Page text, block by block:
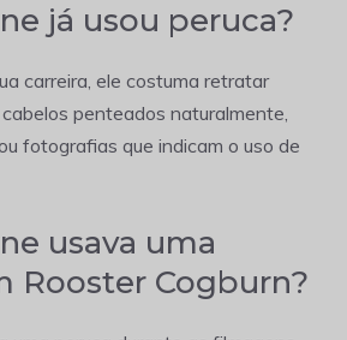
já usou peruca?
carreira, ele costuma retratar
penteados naturalmente,
fotografias que indicam o uso de
usava uma
Rooster Cogburn?